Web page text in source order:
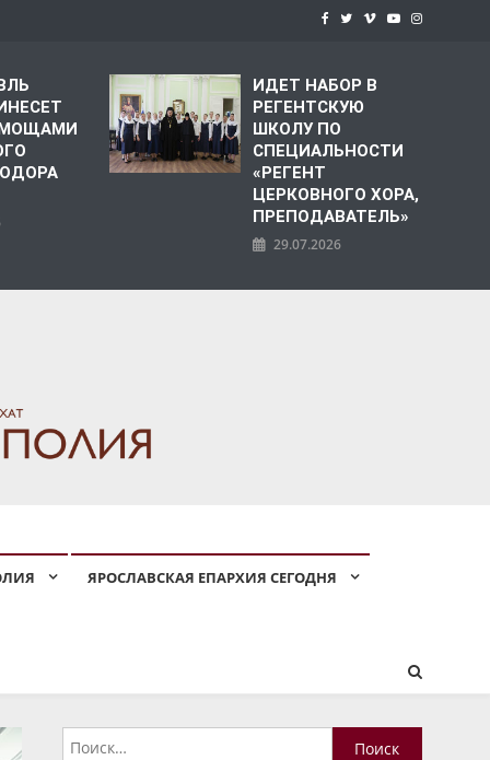
МОЩАМИ
ИДЕТ НАБОР В
РЕГЕНТСКУЮ
ШКОЛУ ПО
СПЕЦИАЛЬНОСТИ
«РЕГЕНТ
ЦЕРКОВНОГО ХОРА,
ПРЕПОДАВАТЕЛЬ»
29.07.2026
ЯРОСЛАВСКАЯ ЕПАРХИЯ СЕГОДНЯ
Найти: